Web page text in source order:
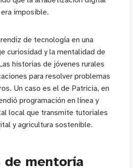
imposible.
de tecnología en una
curiosidad y la mentalidad de
historias de jóvenes rurales
para resolver problemas
Un caso es el de Patricia, en
programación en línea y
local que transmite tutoriales
y agricultura sostenible.
de mentoría